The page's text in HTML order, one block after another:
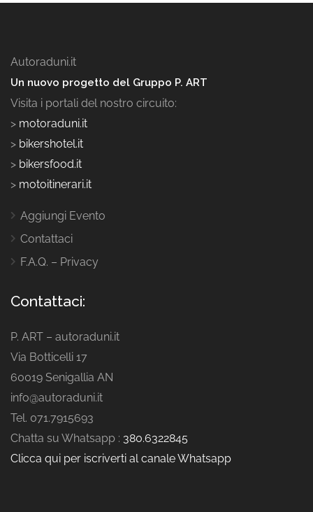
Autoraduni.it
Un nuovo progetto del Gruppo P. ART
Visita i portali del nostro circuito:
> motoraduni.it
> bikershotel.it
> bikersfood.it
> motoitinerari.it
Aggiungi Evento
Contattaci
F.A.Q. – Privacy
Contattaci:
P. ART – autoraduni.it
Via Botticelli 17
60019 Senigallia AN
info@autoraduni.it
Tel. 071.7915693
Chatta su Whatsapp : 380.6322845
Clicca qui per iscriverti al canale Whatsapp